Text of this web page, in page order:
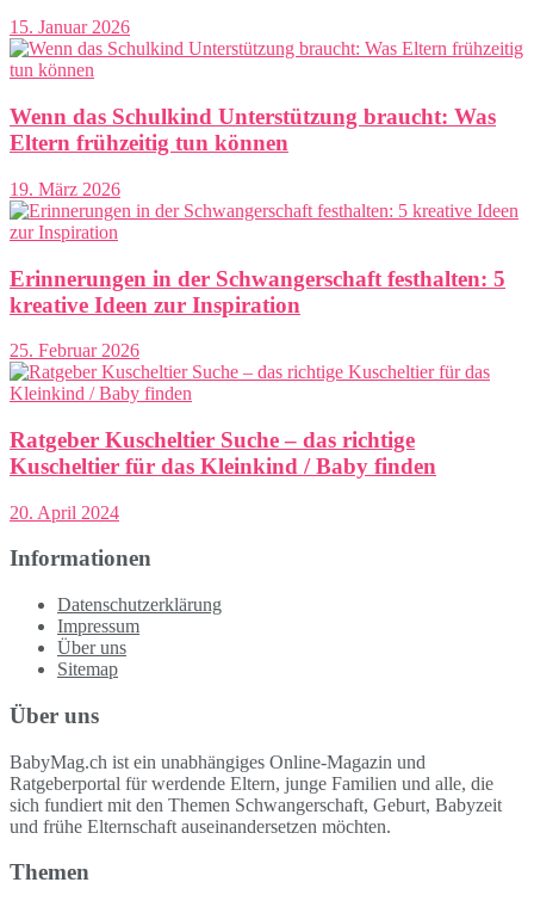
15. Januar 2026
Wenn das Schulkind Unterstützung braucht: Was
Eltern frühzeitig tun können
19. März 2026
Erinnerungen in der Schwangerschaft festhalten: 5
kreative Ideen zur Inspiration
25. Februar 2026
Ratgeber Kuscheltier Suche – das richtige
Kuscheltier für das Kleinkind / Baby finden
20. April 2024
Informationen
Datenschutzerklärung
Impressum
Über uns
Sitemap
Über uns
BabyMag.ch ist ein unabhängiges Online-Magazin und
Ratgeberportal für werdende Eltern, junge Familien und alle, die
sich fundiert mit den Themen Schwangerschaft, Geburt, Babyzeit
und frühe Elternschaft auseinandersetzen möchten.
Themen